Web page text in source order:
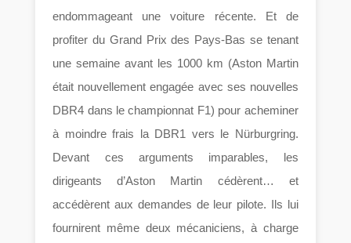
endommageant une voiture récente. Et de
profiter du Grand Prix des Pays-Bas se tenant
une semaine avant les 1000 km (Aston Martin
était nouvellement engagée avec ses nouvelles
DBR4 dans le championnat F1) pour acheminer
à moindre frais la DBR1 vers le Nürburgring.
Devant ces arguments imparables, les
dirigeants d’Aston Martin cédèrent… et
accédèrent aux demandes de leur pilote. Ils lui
fournirent même deux mécaniciens, à charge